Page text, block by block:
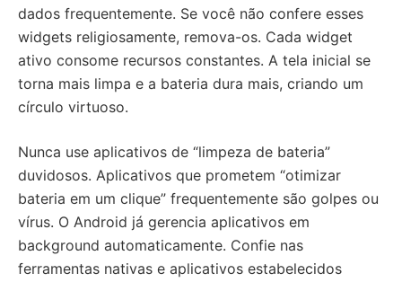
dados frequentemente. Se você não confere esses
widgets religiosamente, remova-os. Cada widget
ativo consome recursos constantes. A tela inicial se
torna mais limpa e a bateria dura mais, criando um
círculo virtuoso.
Nunca use aplicativos de “limpeza de bateria”
duvidosos. Aplicativos que prometem “otimizar
bateria em um clique” frequentemente são golpes ou
vírus. O Android já gerencia aplicativos em
background automaticamente. Confie nas
ferramentas nativas e aplicativos estabelecidos